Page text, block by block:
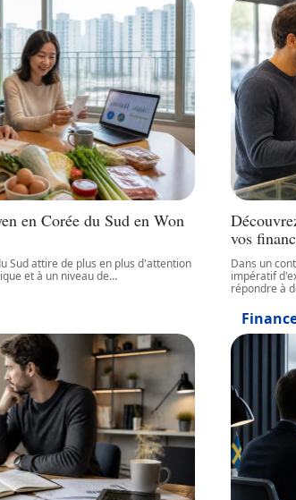
en Corée du Sud en Won
Sud attire de plus en plus d'attention
et à un niveau de…
vos
Dans un
impératif
répondre à